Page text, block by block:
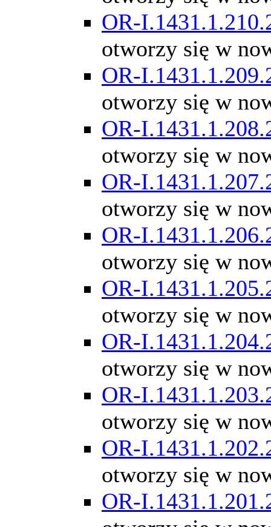
OR-
otworzy się w
OR-
otworzy się w
OR-
otworzy się w
OR-
otworzy się w
OR-
otworzy się w
OR-
otworzy się w
OR-
otworzy się w
OR-
otworzy się w
OR-
otworzy się w
OR-